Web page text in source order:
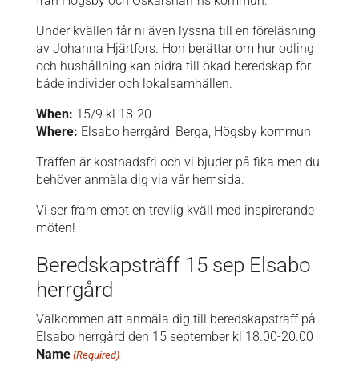
Under kvällen får ni även lyssna till en föreläsning
av Johanna Hjärtfors. Hon berättar om hur odling
och hushållning kan bidra till ökad beredskap för
både individer och lokalsamhällen.
When: 15/9 kl 18-20
Where: Elsabo herrgård, Berga, Högsby kommun
Träffen är kostnadsfri och vi bjuder på fika men du
behöver anmäla dig via vår hemsida.
Vi ser fram emot en trevlig kväll med inspirerande
möten!
Beredskapsträff 15 sep Elsabo
herrgård
Välkommen att anmäla dig till beredskapsträff på
Elsabo herrgård den 15 september kl 18.00-20.00
Name (Required)